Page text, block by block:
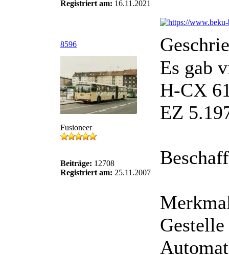
Registriert am: 16.11.2021
8596
Fusioneer
Beiträge: 12708
Registriert am: 25.11.2007
Es gab
H-CX
EZ